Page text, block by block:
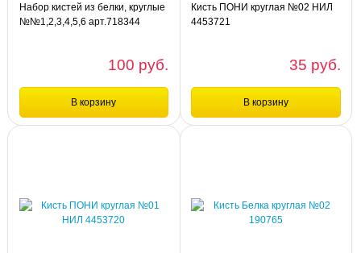
Набор кистей из белки, круглые
№№1,2,3,4,5,6 арт.718344
100 руб.
В корзину
Набор кистей из белки, круглые №
Кисть ПОНИ круглая №02 НИЛ
4453721
35 руб.
В корзину
Кисть ПОНИ круглая №02 НИЛ